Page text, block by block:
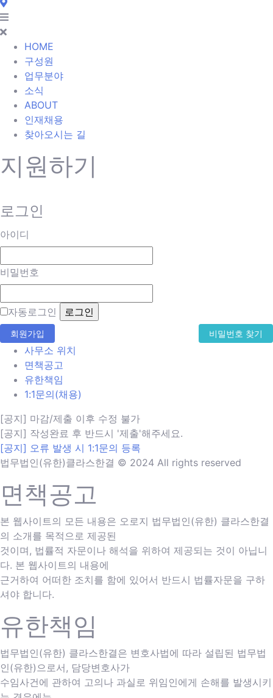
HOME
구성원
업무분야
소식
ABOUT
인재채용
찾아오시는 길
지원하기
로그인
아이디
비밀번호
자동로그인
비밀번호 찾기
회원가입
사무소 위치
면책공고
유한책임
1:1문의(채용)
[공지] 마감/제출 이후 수정 불가
[공지] 작성완료 후 반드시 '제출'해주세요.
[공지] 오류 발생 시 1:1문의 등록
법무법인(유한)클라스한결 © 2024 All rights reserved
면책공고
본 웹사이트의 모든 내용은 오로지 법무법인(유한) 클라스한결
의 소개를 목적으로 제공된
것이며, 법률적 자문이나 해석을 위하여 제공되는 것이 아닙니
다. 본 웹사이트의 내용에
근거하여 어떠한 조치를 함에 있어서 반드시 법률자문을 구하
셔야 합니다.
유한책임
법무법인(유한) 클라스한결은 변호사법에 따라 설립된 법무법
인(유한)으로서, 담당변호사가
수임사건에 관하여 고의나 과실로 위임인에게 손해를 발생시키